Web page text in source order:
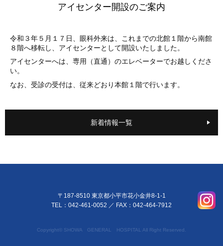
アイセンター開設のご案内
令和３年５月１７日、眼科外来は、これまでの北館１階から南館
８階へ移転し、アイセンターとして開設いたしました。
アイセンターへは、専用（直通）のエレベーターでお越しくださ
い。
なお、受診の受付は、従来どおり本館１階で行います。
新着情報一覧
〒187-8510 東京都小平市花小金井8-1-1
TEL：042-461-0052 ／ FAX：042-464-7912
Copyright© SHOWA GENERAL HOSPITAL All Right Reserved.